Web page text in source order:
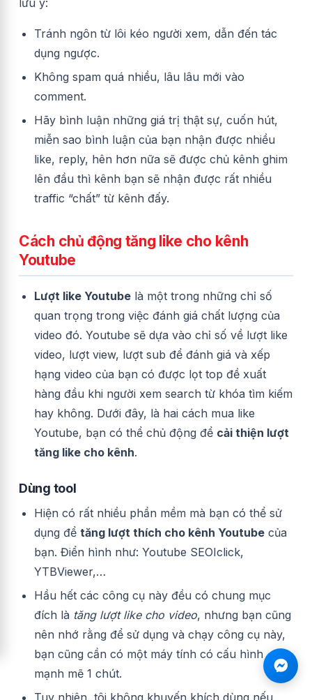
lưu ý:
Tránh ngôn từ lôi kéo người xem, dẫn đến tác
dụng ngược.
Không spam quá nhiều, lâu lâu mới vào
comment.
Hãy bình luận những giá trị thật sự, cuốn hút,
miễn sao bình luận của bạn nhận được nhiều
like, reply, hên hơn nữa sẽ được chủ kênh ghim
lên đầu thì kênh bạn sẽ nhận được rất nhiều
traffic “chất” từ kênh đấy.
Cách chủ động tăng like cho kênh
Youtube
Lượt like Youtube là một trong những chỉ số
quan trọng trong việc đánh giá chất lượng của
video đó. Youtube sẽ dựa vào chỉ số về lượt like
video, lượt view, lượt sub để đánh giá và xếp
hạng video của bạn có được lọt top đề xuất
hàng đầu khi người xem search từ khóa tìm kiếm
hay không. Dưới đây, là hai cách mua like
Youtube, bạn có thể chủ động để cải thiện lượt
tăng like cho kênh.
Dùng tool
Hiện có rất nhiều phần mềm mà bạn có thể sử
dụng để tăng lượt thích cho kênh Youtube của
bạn. Điển hình như: Youtube SEOIclick,
YTBViewer,…
Hầu hết các công cụ này đều có chung mục
đích là tăng lượt like cho video, nhưng bạn cũng
nên nhớ rằng để sử dụng và chạy công cụ này,
bạn cũng cần có một máy tính có cấu hình
mạnh mẽ 1 chút.